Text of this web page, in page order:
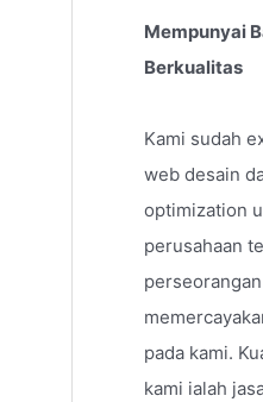
Mempunyai
Berkualitas
Kami sudah
web desain
optimization
perusahaan
pada kami.
kami ialah